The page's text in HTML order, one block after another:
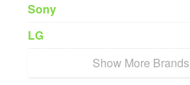
Sony
LG
Show More Brands